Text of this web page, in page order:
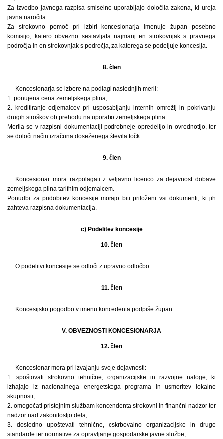
Za izvedbo javnega razpisa smiselno uporabljajo določila zakona, ki ureja
javna naročila.
Za strokovno pomoč pri izbiri koncesionarja imenuje župan posebno
komisijo, katero obvezno sestavljata najmanj en strokovnjak s pravnega
področja in en strokovnjak s področja, za katerega se podeljuje koncesija.
8. člen
Koncesionarja se izbere na podlagi naslednjih meril:
1. ponujena cena zemeljskega plina;
2. kreditiranje odjemalcev pri usposabljanju internih omrežij in pokrivanju
drugih stroškov ob prehodu na uporabo zemeljskega plina.
Merila se v razpisni dokumentaciji podrobneje opredelijo in ovrednotijo, ter
se določi način izračuna doseženega števila točk.
9. člen
Koncesionar mora razpolagati z veljavno licenco za dejavnost dobave
zemeljskega plina tarifnim odjemalcem.
Ponudbi za pridobitev koncesije morajo biti priloženi vsi dokumenti, ki jih
zahteva razpisna dokumentacija.
c) Podelitev koncesije
10. člen
O podelitvi koncesije se odloči z upravno odločbo.
11. člen
Koncesijsko pogodbo v imenu koncedenta podpiše župan.
V. OBVEZNOSTI KONCESIONARJA
12. člen
Koncesionar mora pri izvajanju svoje dejavnosti:
1. spoštovati strokovno tehnične, organizacijske in razvojne naloge, ki
izhajajo iz nacionalnega energetskega programa in usmeritev lokalne
skupnosti,
2. omogočati pristojnim službam koncendenta strokovni in finančni nadzor ter
nadzor nad zakonitostjo dela,
3. dosledno upoštevati tehnične, oskrbovalno organizacijske in druge
standarde ter normative za opravljanje gospodarske javne službe,